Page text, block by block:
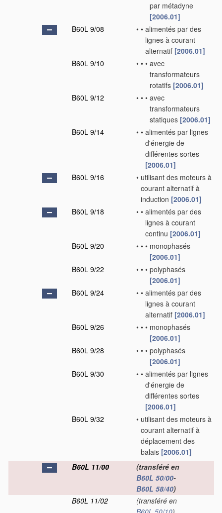
par métadyne
[2006.01]
B60L 9/08
• • alimentés par des
lignes à courant
alternatif [2006.01]
B60L 9/10
• • • avec
transformateurs
rotatifs [2006.01]
B60L 9/12
• • • avec
transformateurs
statiques [2006.01]
B60L 9/14
• • alimentés par lignes
d'énergie de
différentes sortes
[2006.01]
B60L 9/16
• utilisant des moteurs à
courant alternatif à
induction [2006.01]
B60L 9/18
• • alimentés par des
lignes à courant
continu [2006.01]
B60L 9/20
• • • monophasés
[2006.01]
B60L 9/22
• • • polyphasés
[2006.01]
B60L 9/24
• • alimentés par des
lignes à courant
alternatif [2006.01]
B60L 9/26
• • • monophasés
[2006.01]
B60L 9/28
• • • polyphasés
[2006.01]
B60L 9/30
• • alimentés par lignes
d'énergie de
différentes sortes
[2006.01]
B60L 9/32
• utilisant des moteurs à
courant alternatif à
déplacement des
balais [2006.01]
B60L 11/00
(transféré en
B60L 50/00-
B60L 58/40)
B60L 11/02
(transféré en